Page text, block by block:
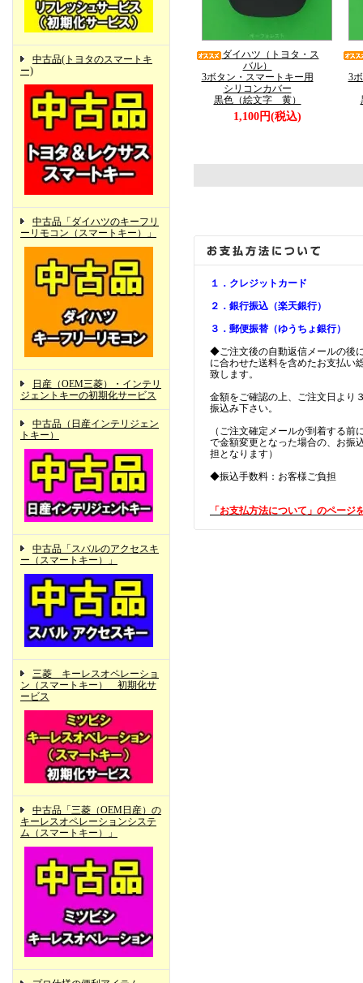
中古品(トヨタのスマートキ
ー)
中古品「ダイハツのキーフリ
ーリモコン（スマートキー）」
日産（OEM三菱）・インテリ
ジェントキーの初期化サービス
中古品（日産インテリジェン
トキー）
中古品「スバルのアクセスキ
ー（スマートキー）」
三菱 キーレスオペレーショ
ン（スマートキー） 初期化サ
ービス
中古品「三菱（OEM日産）の
キーレスオペレーションシステ
ム（スマートキー）」
ダイハツ（トヨタ・ス
バル）
3ボタン・スマートキー用
シリコンカバー
黒色（絵文字 黄）
1,100円(税込)
3
１．クレジットカード
２．銀行振込（楽天銀行）
３．郵便振替（ゆうちょ銀行）
◆ご注文後の自動返信メールの後
に合わせた送料を含めたお支払い
致します。
金額をご確認の上、ご注文日より
振込み下さい。
（ご注文確定メールが到着する前
で金額変更となった場合の、お振
担となります）
◆振込手数料：お客様ご負担
「お支払方法について」のページ